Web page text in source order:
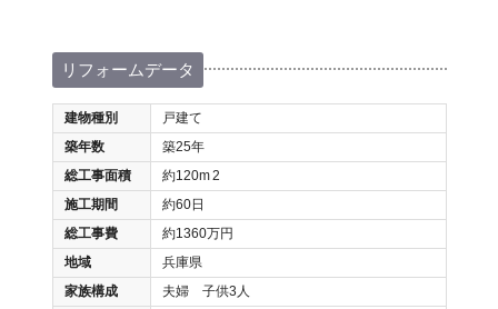
リフォームデータ
建物種別
戸建て
築年数
築25年
総工事面積
約120m2
施工期間
約60日
総工事費
約1360万円
地域
兵庫県
家族構成
夫婦 子供3人